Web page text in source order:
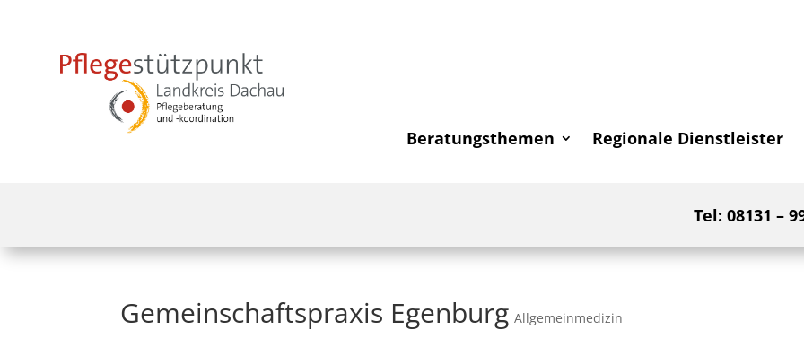
Beratungsthemen Regionale Dienstleister
Tel: 08131 –
Gemeinschaftspraxis Egenburg Allgemeinmedizin